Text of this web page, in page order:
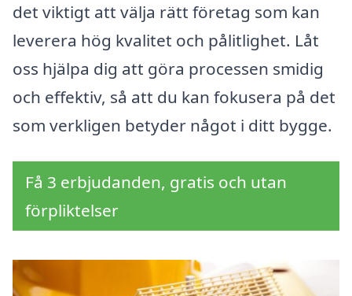
det viktigt att välja rätt företag som kan
leverera hög kvalitet och pålitlighet. Låt
oss hjälpa dig att göra processen smidig
och effektiv, så att du kan fokusera på det
som verkligen betyder något i ditt bygge.
Få 3 erbjudanden, gratis och utan
förpliktelser